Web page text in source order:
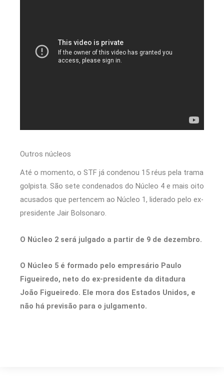
Outros núcleos
Até o momento, o STF já condenou 15 réus pela trama
golpista. São sete condenados do Núcleo 4 e mais oito
acusados que pertencem ao Núcleo 1, liderado pelo ex-
presidente Jair Bolsonaro.
O Núcleo 2 será julgado a partir de 9 de dezembro.
O Núcleo 5 é formado pelo empresário Paulo
Figueiredo, neto do ex-presidente da ditadura
João Figueiredo. Ele mora dos Estados Unidos, e
não há previsão para o julgamento.